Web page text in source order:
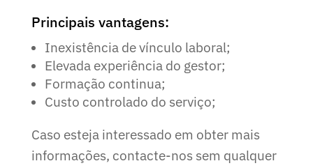
Principais vantagens:
Inexistência de vínculo laboral;
Elevada experiência do gestor;
Formação continua;
Custo controlado do serviço;
Caso esteja interessado em obter mais
informações, contacte-nos sem qualquer